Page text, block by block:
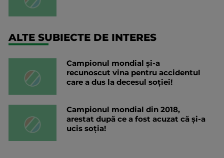
ALTE SUBIECTE DE INTERES
Campionul mondial și-a
recunoscut vina pentru accidentul
care a dus la decesul soției!
Campionul mondial din 2018,
arestat după ce a fost acuzat că și-a
ucis soția!